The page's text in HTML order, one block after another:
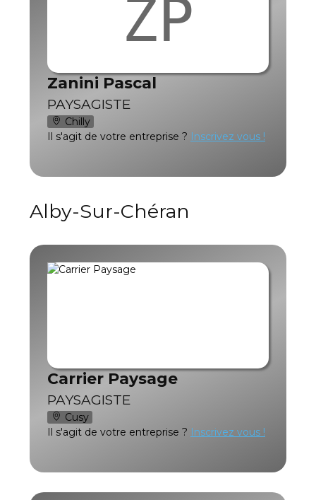
ZP
Zanini Pascal
PAYSAGISTE
Chilly
Il s'agit de votre entreprise ? Inscrivez vous !
Alby-Sur-Chéran
Carrier Paysage
PAYSAGISTE
Cusy
Il s'agit de votre entreprise ? Inscrivez vous !